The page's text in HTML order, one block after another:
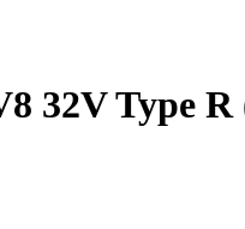
32V Type